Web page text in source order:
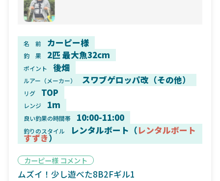
名 前 カーピー様
釣 果 2匹 最大魚32cm
ポイント 後畑
ルアー（メーカー） スワブゲロッパ改（その他）
リグ TOP
レンジ 1m
良い釣果の時間帯 10:00-11:00
釣りのスタイル レンタルボート（レンタルボート
すずき）
カーピー様 コメント
ムズイ！少し遊べた8B2Fギル1